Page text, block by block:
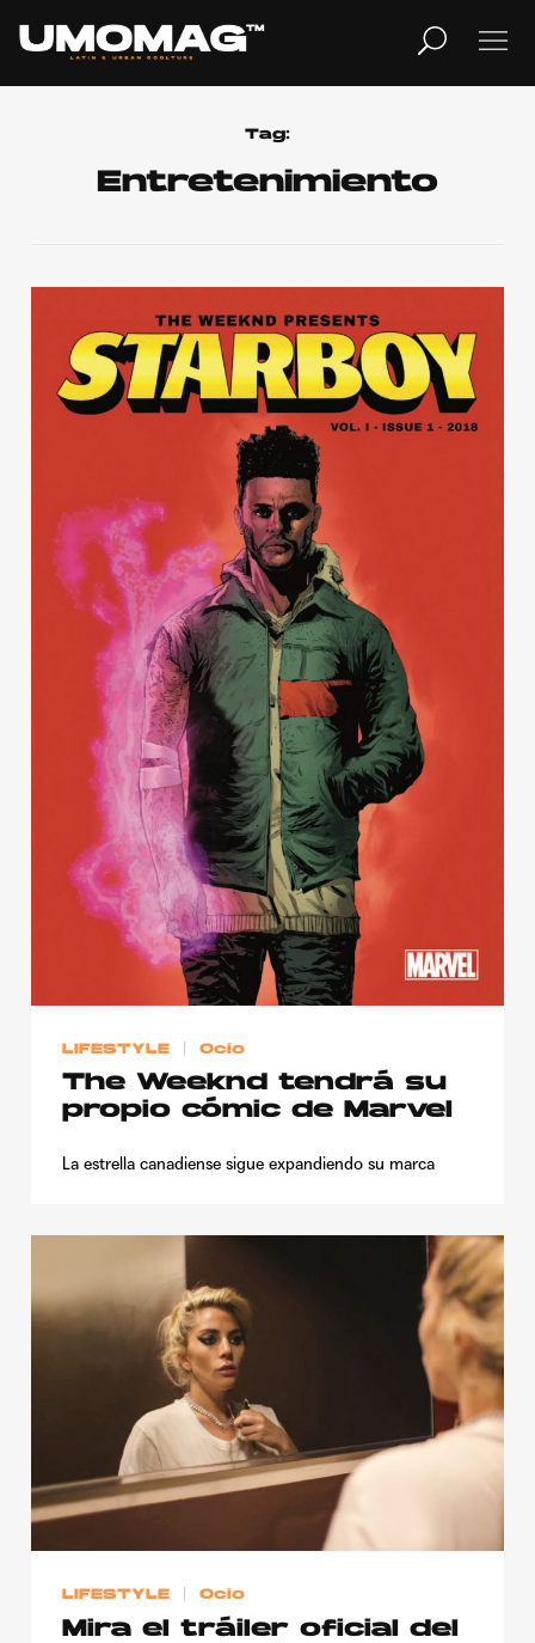
Home
Cover Story
Publicidad
Contacto
Aviso Legal
© 2015-2022 UMOMAG. PROPIEDAD DE UMO agency. TODOS LOS
DERECHOS RESERVADOS.
Tag:
Entretenimiento
LIFESTYLE Ocio
The Weeknd tendrá su
propio cómic de Marvel
La estrella canadiense sigue expandiendo su marca
LIFESTYLE Ocio
Mira el tráiler oficial del